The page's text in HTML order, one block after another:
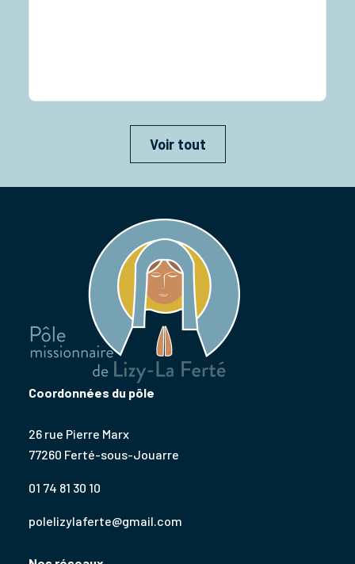
Voir tout
Coordonnées du pôle
26 rue Pierre Marx
77260 Ferté-sous-Jouarre
01 74 81 30 10
polelizylaferte@gmail.com